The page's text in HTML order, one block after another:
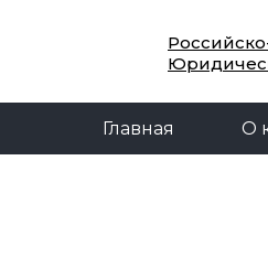
Главная О
Главная